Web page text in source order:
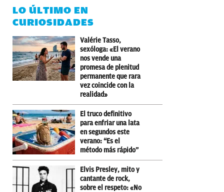
LO ÚLTIMO EN
CURIOSIDADES
Valérie Tasso,
sexóloga: «El verano
nos vende una
promesa de plenitud
permanente que rara
vez coincide con la
realidad»
El truco definitivo
para enfriar una lata
en segundos este
verano: “Es el
método más rápido”
Elvis Presley, mito y
cantante de rock,
sobre el respeto: «No